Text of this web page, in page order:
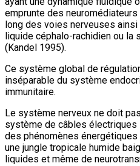
emprunte des
long des voies nerveuses
liquide céphalo-rachidien ou la
(Kandel 1995).
Ce système global de
inséparable du système
immunitaire.
Le système nerveux ne doit
système de câbles électriques
des phénomènes
une jungle tropicale humide
liquides et même de